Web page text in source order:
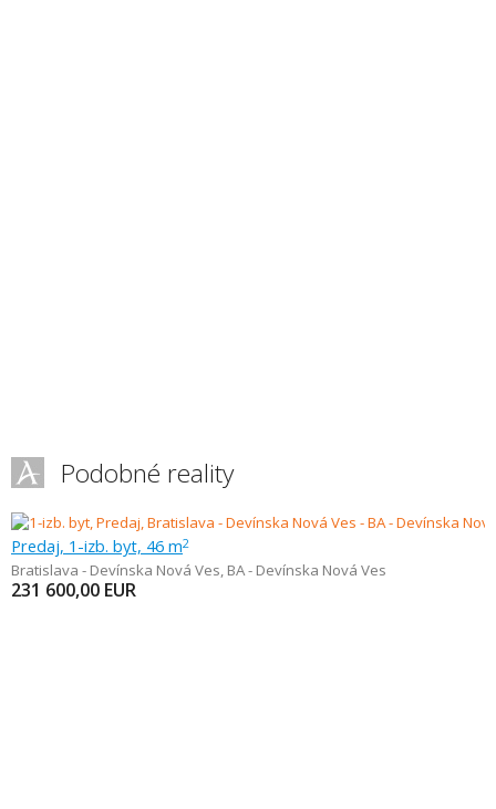
Podobné reality
Predaj, 1-izb. byt, 46 m2
Bratislava - Devínska Nová Ves, BA - Devínska Nová Ves
231 600,00 EUR